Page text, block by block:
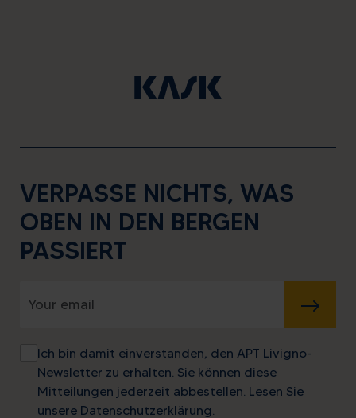
VERPASSE NICHTS, WAS
OBEN IN DEN BERGEN
PASSIERT
SENDEN
Ich bin damit einverstanden, den APT Livigno-
Newsletter zu erhalten. Sie können diese
Mitteilungen jederzeit abbestellen. Lesen Sie
unsere Datenschutzerklärung.